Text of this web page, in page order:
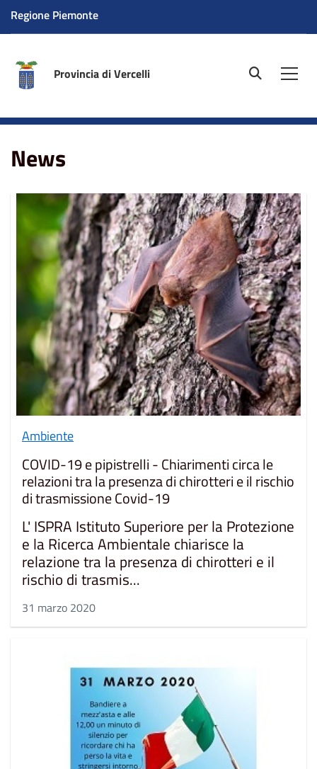
Regione Piemonte
Provincia di Vercelli site.searc
News
Ambiente
COVID-19 e pipistrelli - Chiarimenti circa le
relazioni tra la presenza di chirotteri e il rischio
di trasmissione Covid-19
L' ISPRA Istituto Superiore per la Protezione
e la Ricerca Ambientale chiarisce la
relazione tra la presenza di chirotteri e il
rischio di trasmis...
31 marzo 2020